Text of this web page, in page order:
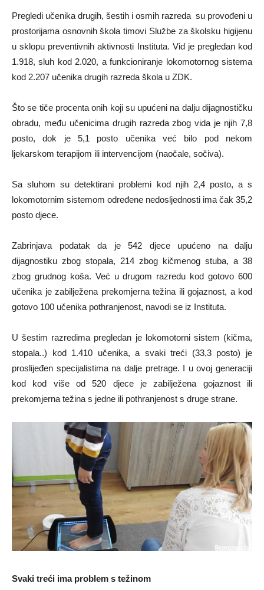
Pregledi učenika drugih, šestih i osmih razreda su provođeni u
prostorijama osnovnih škola timovi Službe za školsku higijenu
u sklopu preventivnih aktivnosti Instituta. Vid je pregledan kod
1.918, sluh kod 2.020, a funkcioniranje lokomotornog sistema
kod 2.207 učenika drugih razreda škola u ZDK.
Što se tiče procenta onih koji su upućeni na dalju dijagnostičku
obradu, među učenicima drugih razreda zbog vida je njih 7,8
posto, dok je 5,1 posto učenika već bilo pod nekom
ljekarskom terapijom ili intervencijom (naočale, sočiva).
Sa sluhom su detektirani problemi kod njih 2,4 posto, a s
lokomotornim sistemom određene nedosljednosti ima čak 35,2
posto djece.
Zabrinjava podatak da je 542 djece upućeno na dalju
dijagnostiku zbog stopala, 214 zbog kičmenog stuba, a 38
zbog grudnog koša. Već u drugom razredu kod gotovo 600
učenika je zabilježena prekomjerna težina ili gojaznost, a kod
gotovo 100 učenika pothranjenost, navodi se iz Instituta.
U šestim razredima pregledan je lokomotorni sistem (kičma,
stopala..) kod 1.410 učenika, a svaki treći (33,3 posto) je
proslijeđen specijalistima na dalje pretrage. I u ovoj generaciji
kod kod više od 520 djece je zabilježena gojaznost ili
prekomjerna težina s jedne ili pothranjenost s druge strane.
Svaki treći ima problem s težinom